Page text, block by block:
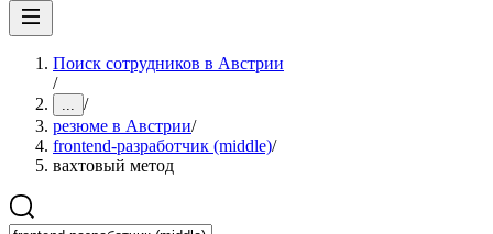
Поиск сотрудников в Австрии
/
... /
резюме в Австрии/
frontend-разработчик (middle)/
вахтовый метод